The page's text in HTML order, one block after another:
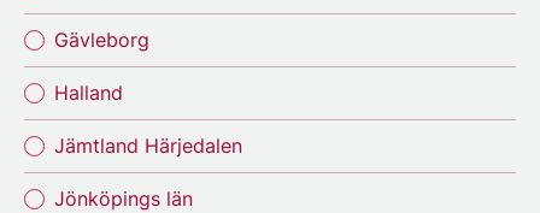
Gävleborg
Halland
Jämtland Härjedalen
Jönköpings län